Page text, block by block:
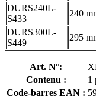
DURS240L-
S433
240
DURS300L-
S449
295
Art. N°:
Contenu :
1
Code-barres EAN :